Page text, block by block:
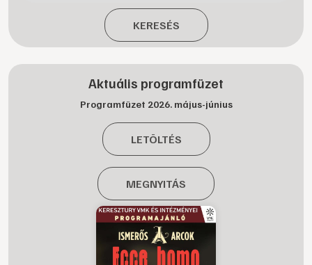
KERESÉS
Aktuális programfüzet
Programfüzet 2026. május-június
LETÖLTÉS
MEGNYITÁS